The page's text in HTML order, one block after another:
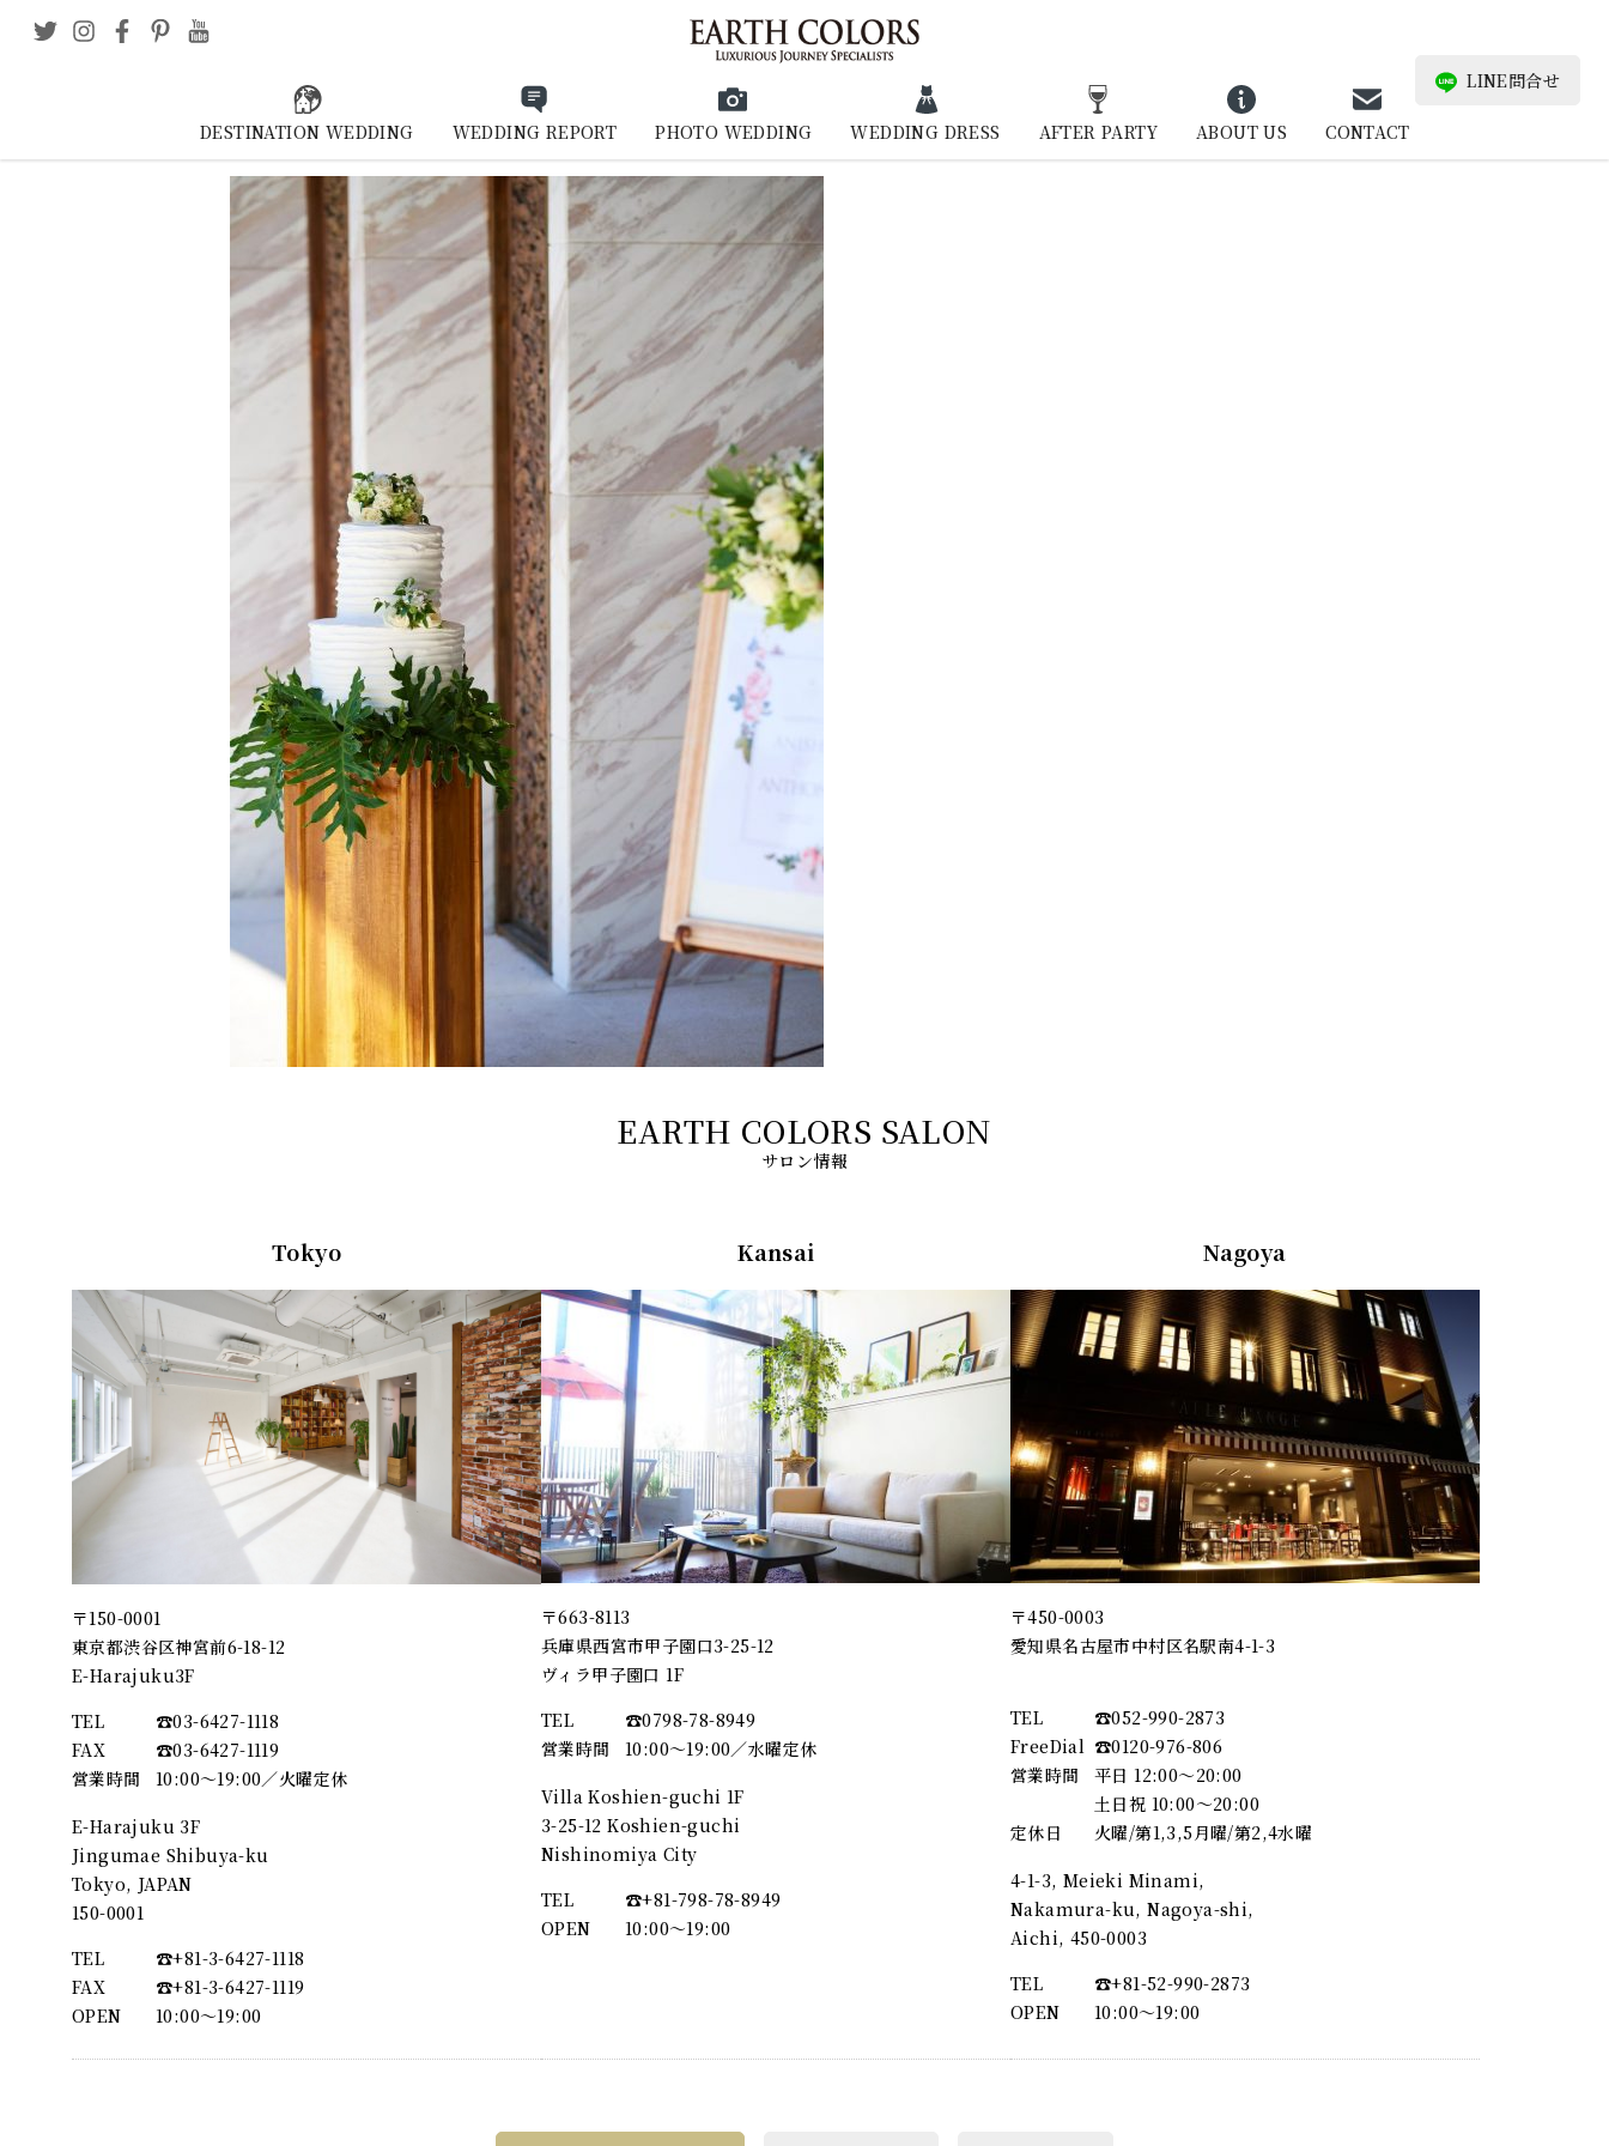
DESTINATION WEDDING WEDDING REPORT PHOTO WEDDING WEDDING DRESS AFTER PARTY ABOUT US CONTACT
LINE問合せ
サロン情報
Tokyo
〒150-0001
東京都渋谷区神宮前6-18-12
E-Harajuku3F
TEL
☎︎03-6427-1118
FAX
☎︎03-6427-1119
営業時間
10:00～19:00／火曜定休
E-Harajuku 3F
Jingumae Shibuya-ku
Tokyo, JAPAN
150-0001
TEL
☎︎+81-3-6427-1118
FAX
☎︎+81-3-6427-1119
OPEN
10:00〜19:00
Kansai
〒663-8113
兵庫県西宮市甲子園口3-25-12
ヴィラ甲子園口 1F
TEL
☎︎0798-78-8949
営業時間
10:00～19:00／水曜定休
Villa Koshien-guchi 1F
3-25-12 Koshien-guchi
Nishinomiya City
TEL
☎︎+81-798-78-8949
OPEN
10:00〜19:00
Nagoya
〒450-0003
愛知県名古屋市中村区名駅南4-1-3
TEL
☎︎052-990-2873
FreeDial ☎︎0120-976-806
営業時間
平日 12:00～20:00
土日祝 10:00～20:00
定休日
火曜/第1,3,5月曜/第2,4水曜
4-1-3, Meieki Minami,
Nakamura-ku, Nagoya-shi,
Aichi, 450-0003
TEL
☎︎+81-52-990-2873
OPEN
10:00〜19:00